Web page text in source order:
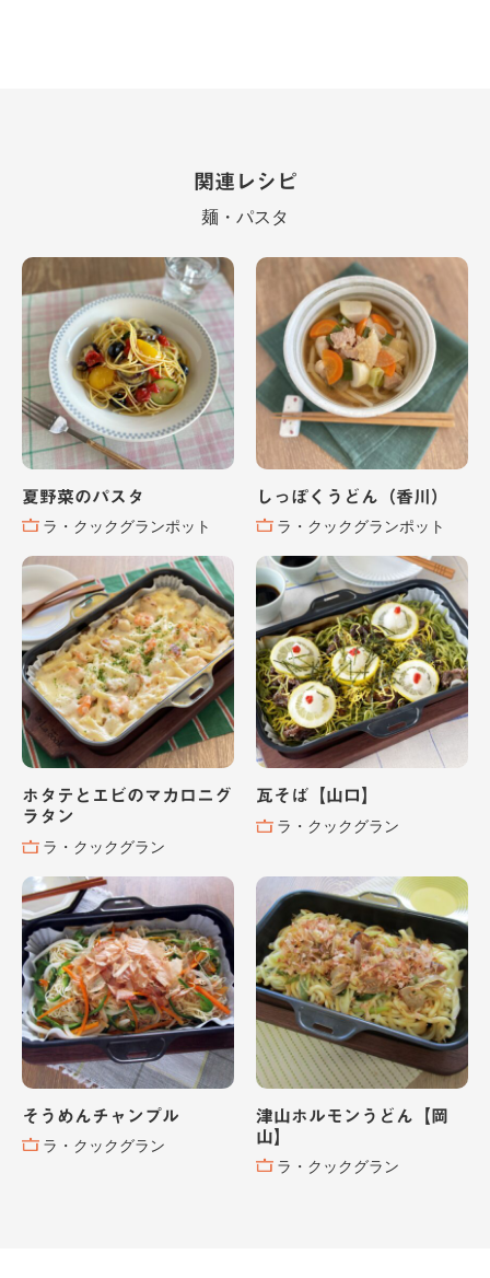
関連レシピ
麺・パスタ
夏野菜のパスタ
ラ・クックグランポット
しっぽくうどん（香川）
ラ・クックグランポット
ホタテとエビのマカロニグ
ラタン
ラ・クックグラン
瓦そば【山口】
ラ・クックグラン
そうめんチャンプル
ラ・クックグラン
津山ホルモンうどん【岡
山】
ラ・クックグラン